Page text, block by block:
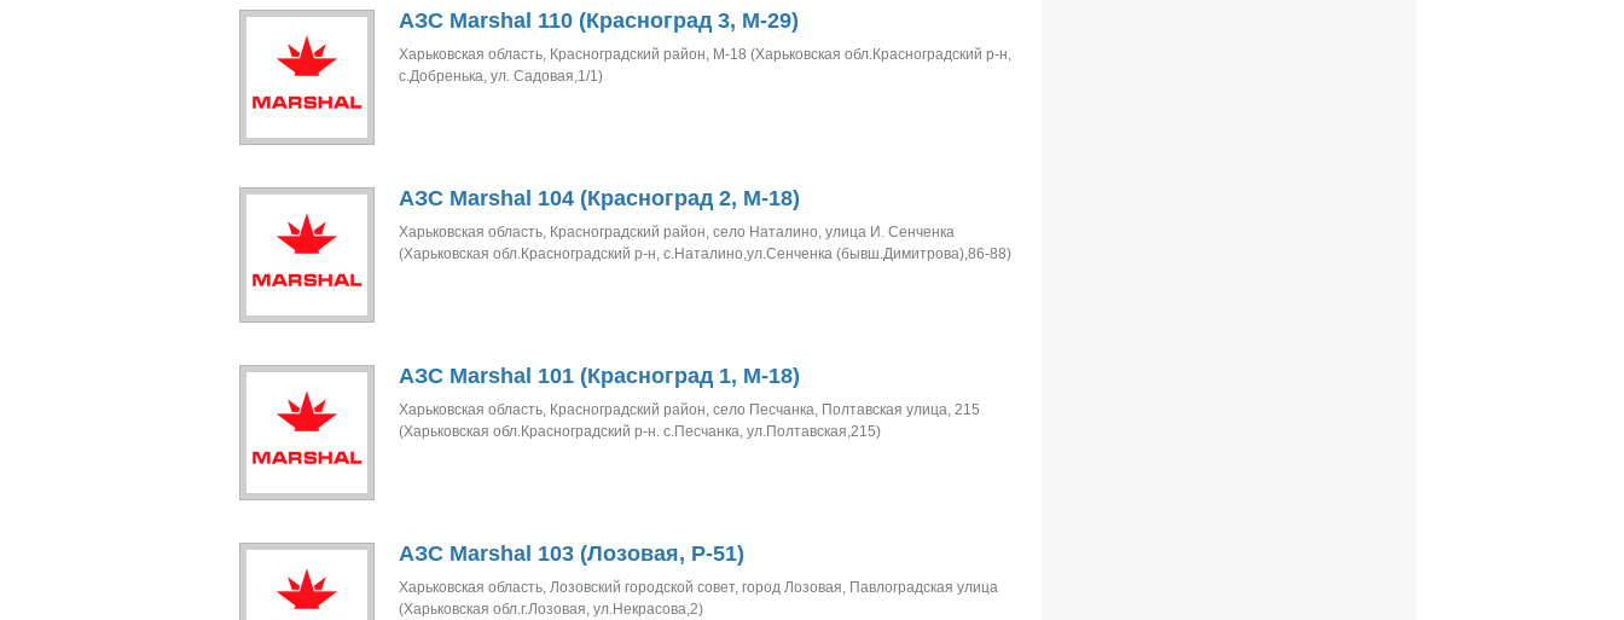
АЗС Marshal 110 (Красноград 3, M-29)
Харьковская область, Красноградский район, М-18 (Харьковская обл.Красноградский р-н,
с.Добренька, ул. Садовая,1/1)
АЗС Marshal 104 (Красноград 2, M-18)
Харьковская область, Красноградский район, село Наталино, улица И. Сенченка
(Харьковская обл.Красноградский р-н, с.Наталино,ул.Сенченка (бывш.Димитрова),86-88)
АЗС Marshal 101 (Красноград 1, M-18)
Харьковская область, Красноградский район, село Песчанка, Полтавская улица, 215
(Харьковская обл.Красноградский р-н. с.Песчанка, ул.Полтавская,215)
АЗС Marshal 103 (Лозовая, Р-51)
Харьковская область, Лозовский городской совет, город Лозовая, Павлоградская улица
(Харьковская обл.г.Лозовая, ул.Некрасова,2)